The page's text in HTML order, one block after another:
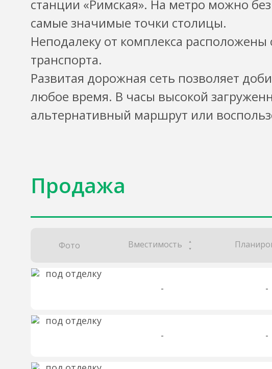
станции «Римская». На метро можно
самые значимые точки столицы.
Неподалеку от комплекса расположены
транспорта.
Развитая дорожная сеть позволяет
любое время. В часы высокой
альтернативный маршрут или
Продажа
Фото Вместимость
- -
- -